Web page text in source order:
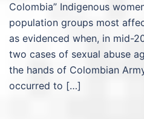
Colombia” Indigenous
population groups most
as evidenced when, in mid-
two cases of sexual abuse
the hands of Colombian
occurred to […]